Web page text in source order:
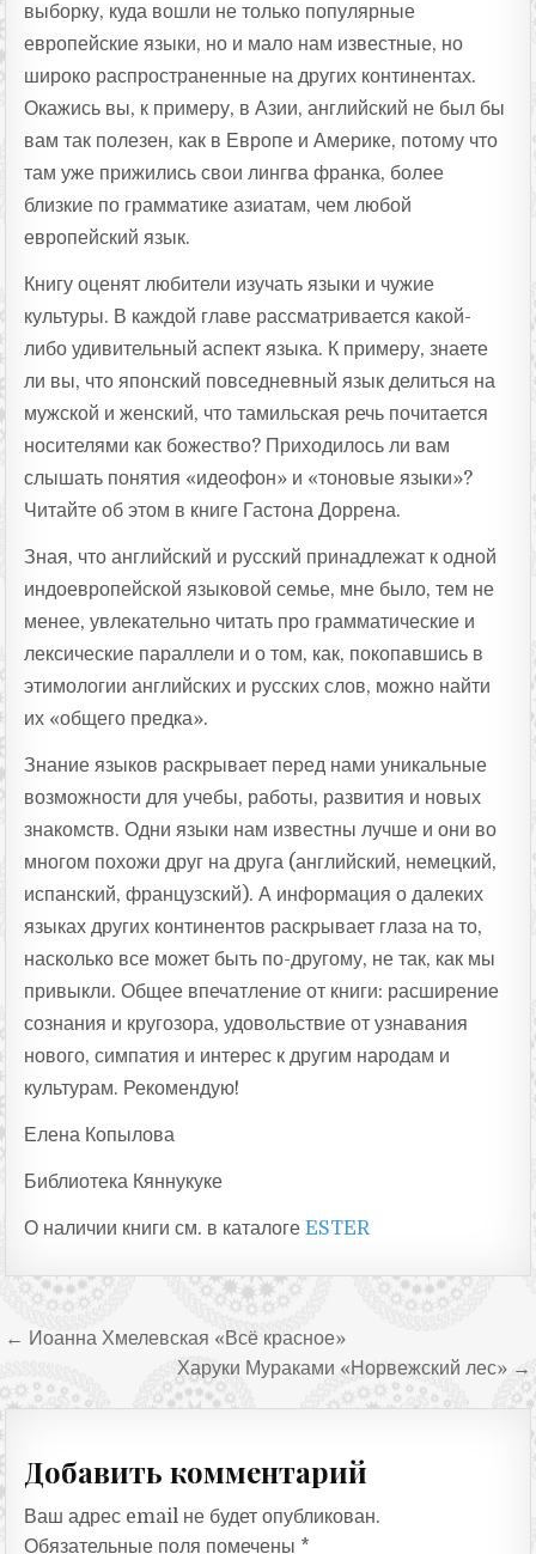
выборку, куда вошли не только популярные
европейские языки, но и мало нам известные, но
широко распространенные на других континентах.
Окажись вы, к примеру, в Азии, английский не был бы
вам так полезен, как в Европе и Америке, потому что
там уже прижились свои лингва франка, более
близкие по грамматике азиатам, чем любой
европейский язык.
Книгу оценят любители изучать языки и чужие
культуры. В каждой главе рассматривается какой-
либо удивительный аспект языка. К примеру, знаете
ли вы, что японский повседневный язык делиться на
мужской и женский, что тамильская речь почитается
носителями как божество? Приходилось ли вам
слышать понятия «идеофон» и «тоновые языки»?
Читайте об этом в книге Гастона Доррена.
Зная, что английский и русский принадлежат к одной
индоевропейской языковой семье, мне было, тем не
менее, увлекательно читать про грамматические и
лексические параллели и о том, как, покопавшись в
этимологии английских и русских слов, можно найти
их «общего предка».
Знание языков раскрывает перед нами уникальные
возможности для учебы, работы, развития и новых
знакомств. Одни языки нам известны лучше и они во
многом похожи друг на друга (английский, немецкий,
испанский, французский). А информация о далеких
языках других континентов раскрывает глаза на то,
насколько все может быть по-другому, не так, как мы
привыкли. Общее впечатление от книги: расширение
сознания и кругозора, удовольствие от узнавания
нового, симпатия и интерес к другим народам и
культурам. Рекомендую!
Елена Копылова
Библиотека Кяннукуке
О наличии книги см. в каталогеESTER
Навигация по записям
← Иоанна Хмелевская «Всё красное»
Харуки Мураками «Норвежский лес» →
Добавить комментарий
Ваш адрес email не будет опубликован.
Обязательные поля помечены *